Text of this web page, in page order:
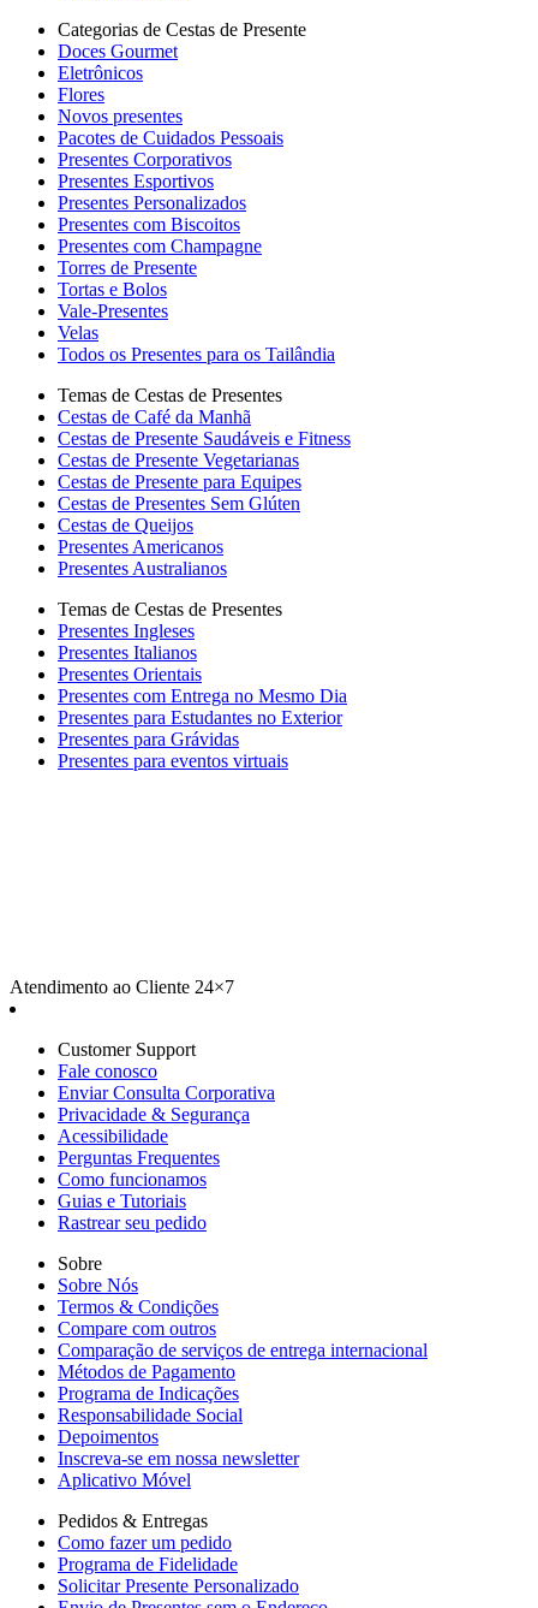
Categorias de Cestas de Presente
Doces Gourmet
Eletrônicos
Flores
Novos presentes
Pacotes de Cuidados Pessoais
Presentes Corporativos
Presentes Esportivos
Presentes Personalizados
Presentes com Biscoitos
Presentes com Champagne
Torres de Presente
Tortas e Bolos
Vale-Presentes
Velas
Todos os Presentes para os Tailândia
Temas de Cestas de Presentes
Cestas de Café da Manhã
Cestas de Presente Saudáveis e Fitness
Cestas de Presente Vegetarianas
Cestas de Presente para Equipes
Cestas de Presentes Sem Glúten
Cestas de Queijos
Presentes Americanos
Presentes Australianos
Temas de Cestas de Presentes
Presentes Ingleses
Presentes Italianos
Presentes Orientais
Presentes com Entrega no Mesmo Dia
Presentes para Estudantes no Exterior
Presentes para Grávidas
Presentes para eventos virtuais
Atendimento ao Cliente 24×7
Customer Support
Fale conosco
Enviar Consulta Corporativa
Privacidade & Segurança
Acessibilidade
Perguntas Frequentes
Como funcionamos
Guias e Tutoriais
Rastrear seu pedido
Sobre
Sobre Nós
Termos & Condições
Compare com outros
Comparação de serviços de entrega internacional
Métodos de Pagamento
Programa de Indicações
Responsabilidade Social
Depoimentos
Inscreva-se em nossa newsletter
Aplicativo Móvel
Pedidos & Entregas
Como fazer um pedido
Programa de Fidelidade
Solicitar Presente Personalizado